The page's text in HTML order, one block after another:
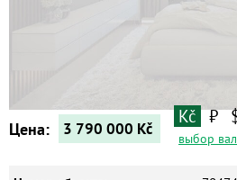
Цена: 3 790 000 Kč
Kč ₽
выбор